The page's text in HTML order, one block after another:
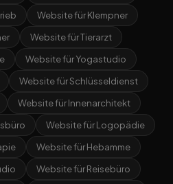
Website für Klempner
Website für Tierarzt
Website für Yogastudio
Website für Schlüsseldienst
Website für Innenarchitekt
Website für Logopädie
Website für Hebamme
Website für Reisebüro